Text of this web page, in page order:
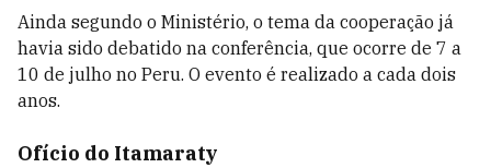
Ainda segundo o Ministério, o tema da cooperação já
havia sido debatido na conferência, que ocorre de 7 a
10 de julho no Peru. O evento é realizado a cada dois
anos.
Ofício do Itamaraty